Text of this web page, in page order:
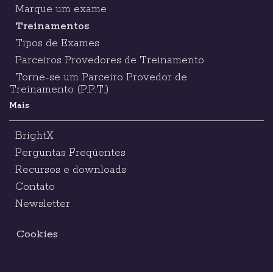
Marque um exame
Treinamentos
Tipos de Exames
Parceiros Provedores de Treinamento
Torne-se um Parceiro Provedor de
Treinamento (P.P.T.)
Mais
BrightX
Perguntas Freqüentes
Recursos e downloads
Contato
Newsletter
Cookies